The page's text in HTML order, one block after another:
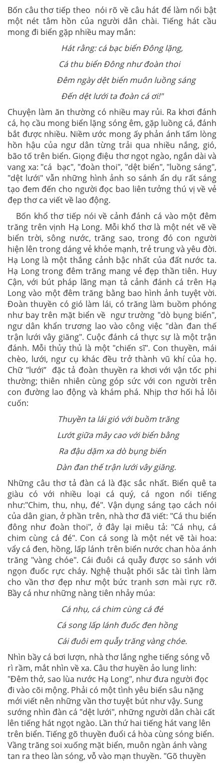
Bốn câu thơ tiếp theo nói rõ về câu hát để làm nổi bật
một nét tâm hồn của người dân chài. Tiếng hát cầu
mong đi biển gặp nhiều may mắn:
Hát rằng: cá bạc biển Đông lặng,
Cá thu biển Đông như đoàn thoi
Đêm ngày dệt biển muôn luồng sáng
Đến dệt lưới ta đoàn cá ơi!"
Chuyện làm ăn thường có nhiều may rủi. Ra khơi đánh
cá, họ cầu mong biển lặng sóng êm, gặp luồng cá, đánh
bắt được nhiều. Niềm ước mong ấy phản ánh tấm lòng
hồn hậu của ngư dân từng trải qua nhiều nắng, gió,
bão tố trên biển. Giọng điệu thơ ngọt ngào, ngắn dài và
vang xa: "cá bạc", "đoàn thoi", "dệt biển", "luồng sáng",
"dệt lưới" vẫn những hình ảnh so sánh ẩn dụ rất sáng
tạo đem đến cho người đọc bao liên tưởng thú vị về vẻ
đẹp thơ ca viết về lao động.
Bốn khổ thơ tiếp nói về cảnh đánh cá vào một đêm
trăng trên vịnh Hạ Long. Mỗi khổ thơ là một nét vẽ về
biển trời, sông nước, trăng sao, trong đó con người
hiện lên trong dáng vẻ khỏe mạnh, trẻ trung và yêu đời.
Hạ Long là một thắng cảnh bậc nhất của đất nước ta.
Hạ Long trong đêm trăng mang vẻ đẹp thần tiên. Huy
Cận, với bút pháp lãng mạn tả cảnh đánh cá trên Hạ
Long vào một đêm trăng bằng bao hình ảnh tuyệt vời.
Đoàn thuyền có gió làm lái, có trăng làm buồm phóng
như bay trên mặt biển về ngư trường "dò bụng biển",
ngư dân khẩn trương lao vào công việc "dàn đan thế
trận lưới vây giăng". Cuộc đánh cá thực sự là một trận
đánh. Mỗi thủy thủ là một "chiến sĩ". Con thuyền, mái
chèo, lưới, ngư cụ khác đều trở thành vũ khí của họ.
Chữ "lưới” đặc tả đoàn thuyền ra khơi với vận tốc phi
thường; thiên nhiên cùng góp sức với con người trên
con đường lao động và khám phá. Nhịp thơ hối hả lôi
cuốn:
Thuyền ta lái gió với buồm trăng
Lướt giữa mây cao với biển bằng
Ra đậu dặm xa dò bụng biển
Dàn đan thế trận lưới vây giăng.
Những câu thơ tả đàn cá là đặc sắc nhất. Biển quê ta
giàu có với nhiều loại cá quý, cá ngon nổi tiếng
như:"Chim, thu, nhụ, đé". Vận dụng sáng tạo cách nói
của dân gian, ở phần trên, nhà thơ đã viết: "Cá thu biển
đông như đoàn thoi", ở đây lại miêu tả: "Cá nhụ, cá
chim cùng cá đé". Con cá song là một nét vẽ tài hoa:
vẩy cá đen, hồng, lấp lánh trên biển nước chan hòa ánh
trăng "vàng chóe". Cái đuôi cá quẫy được so sánh với
ngọn đuốc rực cháy. Nghệ thuật phối sắc tài tình làm
cho vần thơ đẹp như một bức tranh sơn mài rực rỡ.
Bầy cá như những nàng tiên nhảy múa:
Cá nhụ, cá chim cùng cá đé
Cá song lấp lánh đuốc đen hồng
Cái đuôi em quẫy trăng vàng chóe.
Nhìn bầy cá bơi lượn, nhà thơ lắng nghe tiếng sóng vỗ
rì rầm, mắt nhìn về xa. Câu thơ huyền ảo lung linh:
"Đêm thở, sao lùa nước Hạ Long", như đưa người đọc
đi vào cõi mộng. Phải có một tình yêu biển sâu nặng
mới viết nên những vần thơ tuyệt bút như vậy. Sung
sướng nhìn đàn cá "dệt lưới", những người dân chài cất
lên tiếng hát ngọt ngào. Lần thứ hai tiếng hát vang lên
trên biển. Tiếng gõ thuyền đuổi cá hòa cùng sóng biển.
Vầng trăng soi xuống mặt biển, muôn ngàn ánh vàng
tan ra theo làn sóng, vỗ vào mạn thuyền. "Gõ thuyền